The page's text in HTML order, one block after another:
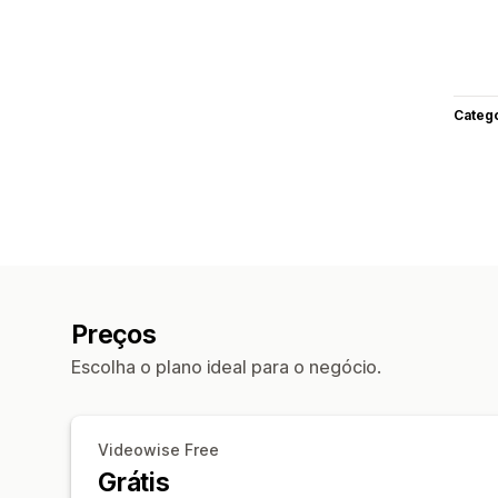
Preços
Escolha o plano ideal para o negócio.
Videowise Free
Grátis